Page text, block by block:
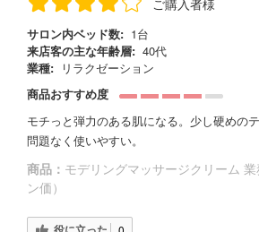
サロン内ベッド数: 1台
来店客の主な年齢層: 40代
業種: リラクゼーション
商品おすすめ度
モチっと弾力のある肌になる。少し硬めの
問題なく使いやすい。
商品： モデリングマッサージクリーム
ン価）